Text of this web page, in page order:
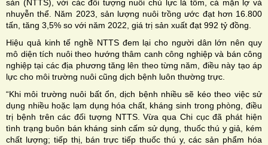
sản (NTTS), với các đối tượng nuôi chủ lực là tôm, cá mặn lợ và
nhuyễn thể. Năm 2023, sản lượng nuôi trồng ước đạt hơn 16.800
tấn, tăng 3,5% so với năm 2022, giá trị sản xuất đạt 992 tỷ đồng.
Hiệu quả kinh tế nghề NTTS đem lại cho người dân lớn nên quy
mô diện tích nuôi theo hướng thâm canh công nghiệp và bán công
nghiệp tại các địa phương tăng lên theo từng năm, điều này tạo áp
lực cho môi trường nuôi cũng dịch bệnh luôn thường trực.
“Khi môi trường nuôi bất ổn, dịch bệnh nhiều sẽ kéo theo việc sử
dụng nhiều hoặc lạm dụng hóa chất, kháng sinh trong phòng, điều
trị bệnh trên các đối tượng NTTS. Vừa qua Chi cục đã phát hiện
tình trạng buôn bán kháng sinh cấm sử dụng, thuốc thú y giả, kém
chất lượng; tiếp thị, bán trực tiếp thuốc thú y, các sản phẩm hóa